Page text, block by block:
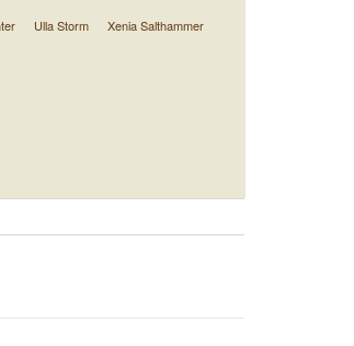
Ulla Storm
Xenia Salthammer